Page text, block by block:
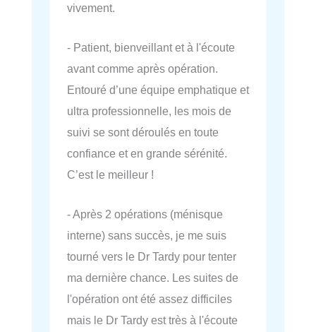
vivement.
- Patient, bienveillant et à l'écoute
avant comme après opération.
Entouré d’une équipe emphatique et
ultra professionnelle, les mois de
suivi se sont déroulés en toute
confiance et en grande sérénité.
C’est le meilleur !
- Après 2 opérations (ménisque
interne) sans succès, je me suis
tourné vers le Dr Tardy pour tenter
ma dernière chance. Les suites de
l'opération ont été assez difficiles
mais le Dr Tardy est très à l'écoute